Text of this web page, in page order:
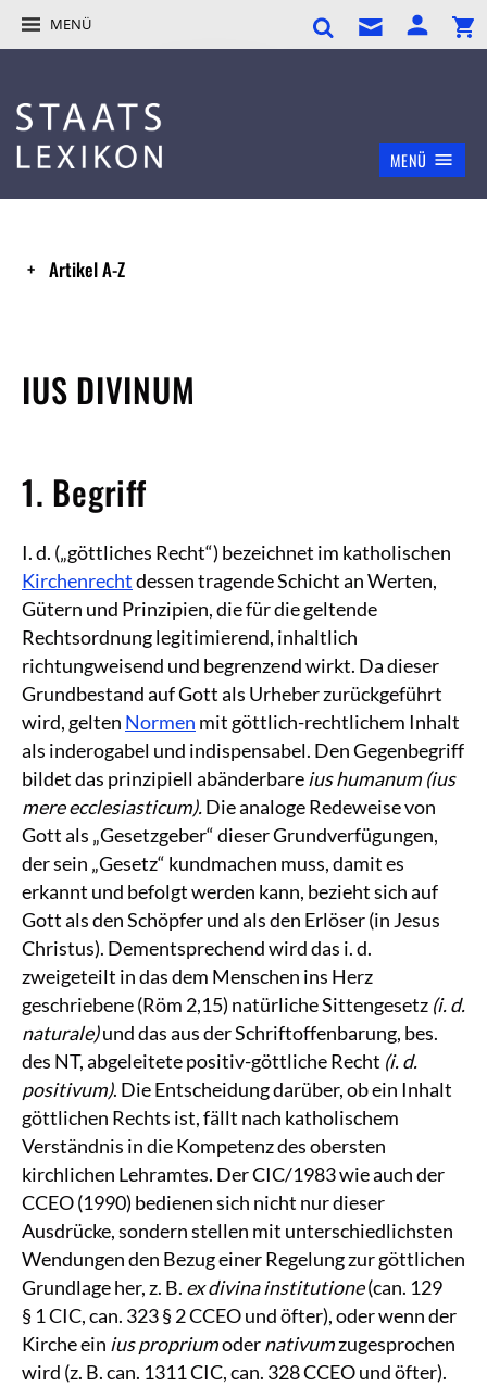
MENÜ
MENÜ
Artikel A-Z
IUS DIVINUM
1. Begriff
I. d. („göttliches Recht“) bezeichnet im katholischen
Kirchenrechtdessen tragende Schicht an Werten,
Gütern und Prinzipien, die für die geltende
Rechtsordnung legitimierend, inhaltlich
richtungweisend und begrenzend wirkt. Da dieser
Grundbestand auf Gott als Urheber zurückgeführt
wird, gelten Normen mit göttlich-rechtlichem Inhalt
als inderogabel und indispensabel. Den Gegenbegriff
bildet das prinzipiell abänderbareius humanum (ius
mere ecclesiasticum).Die analoge Redeweise von
Gott als „Gesetzgeber“ dieser Grundverfügungen,
der sein „Gesetz“ kundmachen muss, damit es
erkannt und befolgt werden kann, bezieht sich auf
Gott als den Schöpfer und als den Erlöser (in Jesus
Christus). Dementsprechend wird das i. d.
zweigeteilt in das dem Menschen ins Herz
geschriebene (Röm 2,15) natürliche Sittengesetz (i. d.
naturale)und das aus der Schriftoffenbarung, bes.
des NT, abgeleitete positiv-göttliche Recht (i. d.
positivum). Die Entscheidung darüber, ob ein Inhalt
göttlichen Rechts ist, fällt nach katholischem
Verständnis in die Kompetenz des obersten
kirchlichen Lehramtes. Der CIC/1983 wie auch der
CCEO (1990) bedienen sich nicht nur dieser
Ausdrücke, sondern stellen mit unterschiedlichsten
Wendungen den Bezug einer Regelung zur göttlichen
Grundlage her, z. B. ex divina institutione(can. 129
§ 1 CIC, can. 323 § 2 CCEO und öfter), oder wenn der
Kirche ein ius propriumodernativumzugesprochen
wird (z. B. can. 1311 CIC, can. 328 CCEO und öfter).